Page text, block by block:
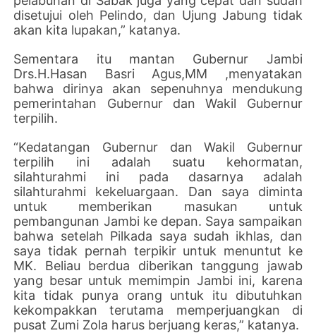
disetujui oleh Pelindo, dan Ujung Jabung tidak
akan kita lupakan,” katanya.
Sementara itu mantan Gubernur Jambi
Drs.H.Hasan Basri Agus,MM ,menyatakan
bahwa dirinya akan sepenuhnya mendukung
pemerintahan Gubernur dan Wakil Gubernur
terpilih.
“Kedatangan Gubernur dan Wakil Gubernur
terpilih ini adalah suatu kehormatan,
silahturahmi ini pada dasarnya adalah
silahturahmi kekeluargaan. Dan saya diminta
untuk memberikan masukan untuk
pembangunan Jambi ke depan. Saya sampaikan
bahwa setelah Pilkada saya sudah ikhlas, dan
saya tidak pernah terpikir untuk menuntut ke
MK. Beliau berdua diberikan tanggung jawab
yang besar untuk memimpin Jambi ini, karena
kita tidak punya orang untuk itu dibutuhkan
kekompakkan terutama memperjuangkan di
pusat Zumi Zola harus berjuang keras,” katanya.